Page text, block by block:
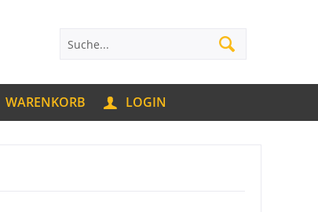
WARENKORB LOGIN